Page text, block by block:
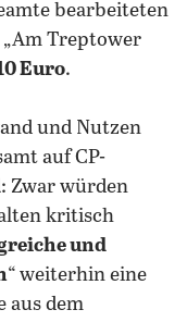
bearbeiteten
Treptower
Euro.
und Nutzen
auf CP-
: Zwar würden
kritisch
und
“ weiterhin eine
aus dem